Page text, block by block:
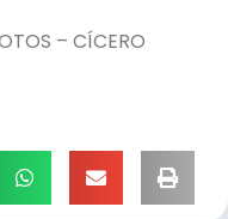
– CÍCERO